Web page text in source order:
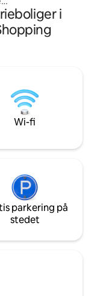
det politiske og
af Brasilia, med
Ministerier,
i
Wi-fi
parkering på
stedet